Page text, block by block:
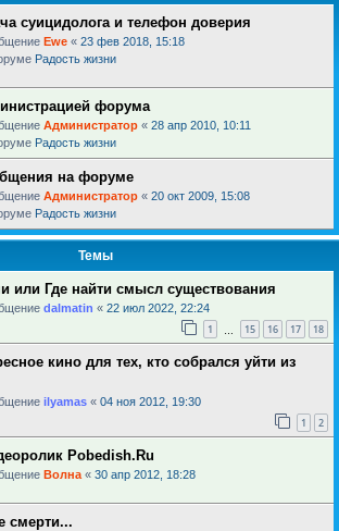
суицидолога и телефон доверия
Ewe « 23 фев 2018, 15:18
Радость жизни
форума
Администратор « 28 апр 2010, 10:11
Радость жизни
на форуме
Администратор « 20 окт 2009, 15:08
Радость жизни
Темы
или Где найти смысл существования
dalmatin « 22 июл 2022, 22:24
1 15 16 17 18
кино для тех, кто собрался уйти из
ilyamas « 04 ноя 2012, 19:30
1 2
Pobedish.Ru
Волна « 30 апр 2012, 18:28
смерти...